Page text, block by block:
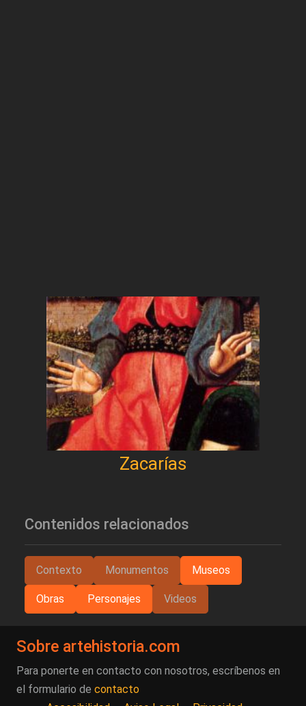
Zacarías
Contenidos relacionados
Contexto Monumentos Museos
Obras Personajes Videos
Sobre artehistoria.com
Para ponerte en contacto con nosotros, escríbenos en
el formulario de contacto